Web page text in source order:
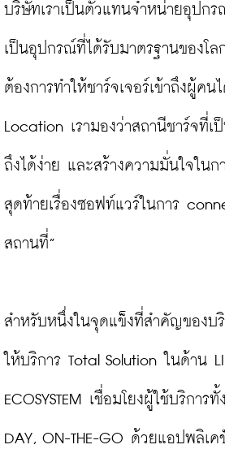
บริษัทเราเป็นตัวแทนจำหน่ายอุปก
เป็นอุปกรณ์ที่ได้รับมาตรฐานของโล
ต้องการทำให้ชาร์จเจอร์เข้าถึงผู้คน
Location เรามองว่าสถานีชาร์จที่เ
ถึงได้ง่าย และสร้างความมั่นใจใน
สุดท้ายเรื่องซอฟท์แวร์ในการ
สถานที่”
สำหรับหนึ่งในจุดแข็งที่สำคัญของบ
ให้บริการ Total Solution ในด้าน
ECOSYSTEM เชื่อมโยงผู้ใช้บริการ
DAY, ON-THE-GO ด้วยแอปพลิเ